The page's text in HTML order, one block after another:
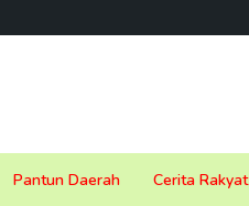
Pantun Daerah Cerita Rakyat